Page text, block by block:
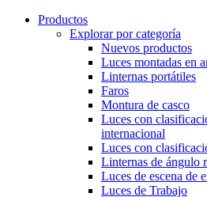
Productos
Explorar por categoría
Nuevos productos
Luces montadas en
Linternas portátiles
Faros
Montura de casco
Luces con
internacional
Luces con
Linternas de ángulo
Luces de escena de
Luces de Trabajo